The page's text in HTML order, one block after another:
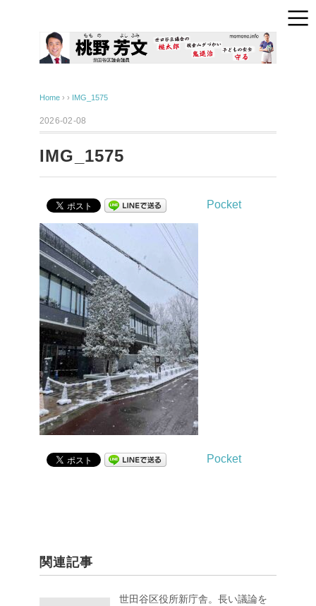
Home › › IMG_1575
2026-02-08
IMG_1575
Pocket
Pocket
関連記事
世田谷区役所新庁舎。長い議論を